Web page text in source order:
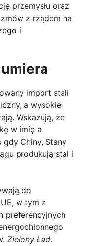
przemysłu oraz
z rządem na
i
import stali
a wysokie
Wskazują, że
w imię a
gdy Chiny, Stany
produkują stal i
do
w tym z
preferencyjnych
Zielony Ład.